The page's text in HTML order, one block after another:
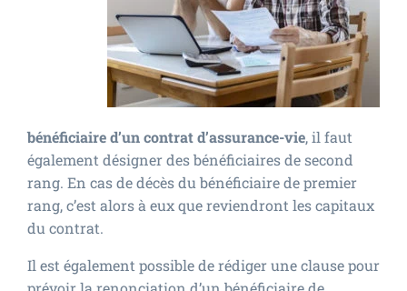
bénéficiaire d’un contrat d’assurance-vie, il faut
également désigner des bénéficiaires de second
rang. En cas de décès du bénéficiaire de premier
rang, c’est alors à eux que reviendront les capitaux
du contrat.
Il est également possible de rédiger une clause pour